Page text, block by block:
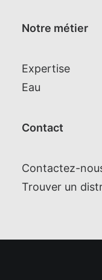
Notre métier
Expertise
Eau
Contact
Contactez-
Trouver un